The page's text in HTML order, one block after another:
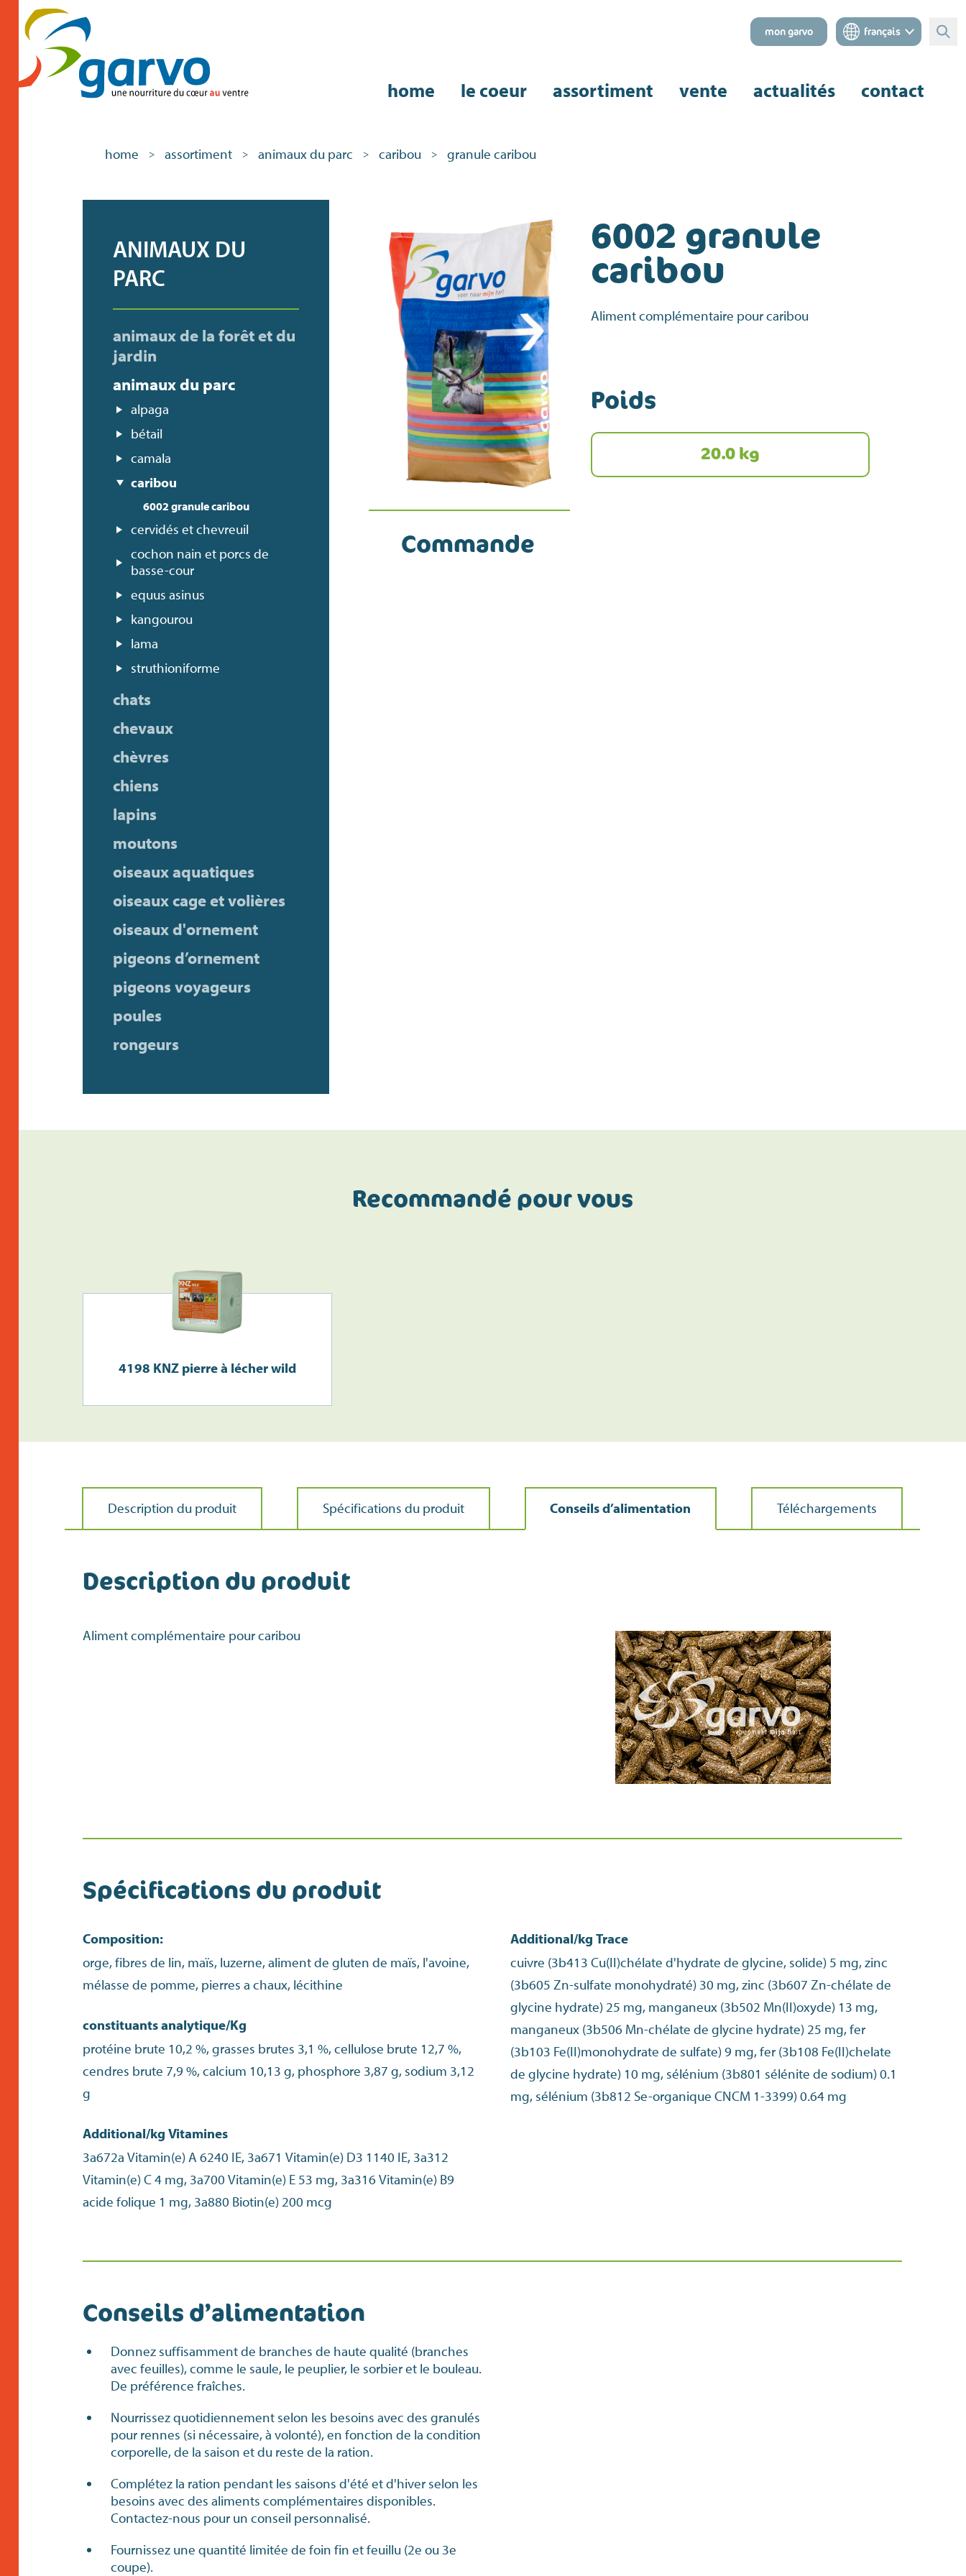
mon garvo français
home le coeur assortiment vente actualités contact
home > assortiment > animaux du parc > caribou > granule caribou
ANIMAUX DU
PARC
animaux de la forêt et du
jardin
animaux du parc
alpaga
bétail
camala
caribou
6002 granule caribou
cervidés et chevreuil
cochon nain et porcs de
basse-cour
equus asinus
kangourou
lama
struthioniforme
chats
chevaux
chèvres
chiens
lapins
moutons
oiseaux aquatiques
oiseaux cage et volières
oiseaux d'ornement
pigeons d’ornement
pigeons voyageurs
poules
rongeurs
6002 granule
caribou
Aliment complémentaire pour caribou
Poids
20.0 kg
Commande
Recommandé pour vous
4198 KNZ pierre à lécher wild
Description du produit Spécifications du produit Conseils d’alimentation Téléchargements
Description du produit
Aliment complémentaire pour caribou
Spécifications du produit
Composition:
orge, fibres de lin, maïs, luzerne, aliment de gluten de maïs, l'avoine,
mélasse de pomme, pierres a chaux, lécithine
constituants analytique/Kg
protéine brute 10,2 %, grasses brutes 3,1 %, cellulose brute 12,7 %,
cendres brute 7,9 %, calcium 10,13 g, phosphore 3,87 g, sodium 3,12
g
Additional/kg Vitamines
3a672a Vitamin(e) A 6240 IE, 3a671 Vitamin(e) D3 1140 IE, 3a312
Vitamin(e) C 4 mg, 3a700 Vitamin(e) E 53 mg, 3a316 Vitamin(e) B9
acide folique 1 mg, 3a880 Biotin(e) 200 mcg
Additional/kg Trace
cuivre (3b413 Cu(II)chélate d'hydrate de glycine, solide) 5 mg, zinc
(3b605 Zn-sulfate monohydraté) 30 mg, zinc (3b607 Zn-chélate de
glycine hydrate) 25 mg, manganeux (3b502 Mn(II)oxyde) 13 mg,
manganeux (3b506 Mn-chélate de glycine hydrate) 25 mg, fer
(3b103 Fe(II)monohydrate de sulfate) 9 mg, fer (3b108 Fe(II)chelate
de glycine hydrate) 10 mg, sélénium (3b801 sélénite de sodium) 0.1
mg, sélénium (3b812 Se-organique CNCM 1-3399) 0.64 mg
Conseils d’alimentation
Donnez suffisamment de branches de haute qualité (branches
avec feuilles), comme le saule, le peuplier, le sorbier et le bouleau.
De préférence fraîches.
Nourrissez quotidiennement selon les besoins avec des granulés
pour rennes (si nécessaire, à volonté), en fonction de la condition
corporelle, de la saison et du reste de la ration.
Complétez la ration pendant les saisons d'été et d'hiver selon les
besoins avec des aliments complémentaires disponibles.
Contactez-nous pour un conseil personnalisé.
Fournissez une quantité limitée de foin fin et feuillu (2e ou 3e
coupe).